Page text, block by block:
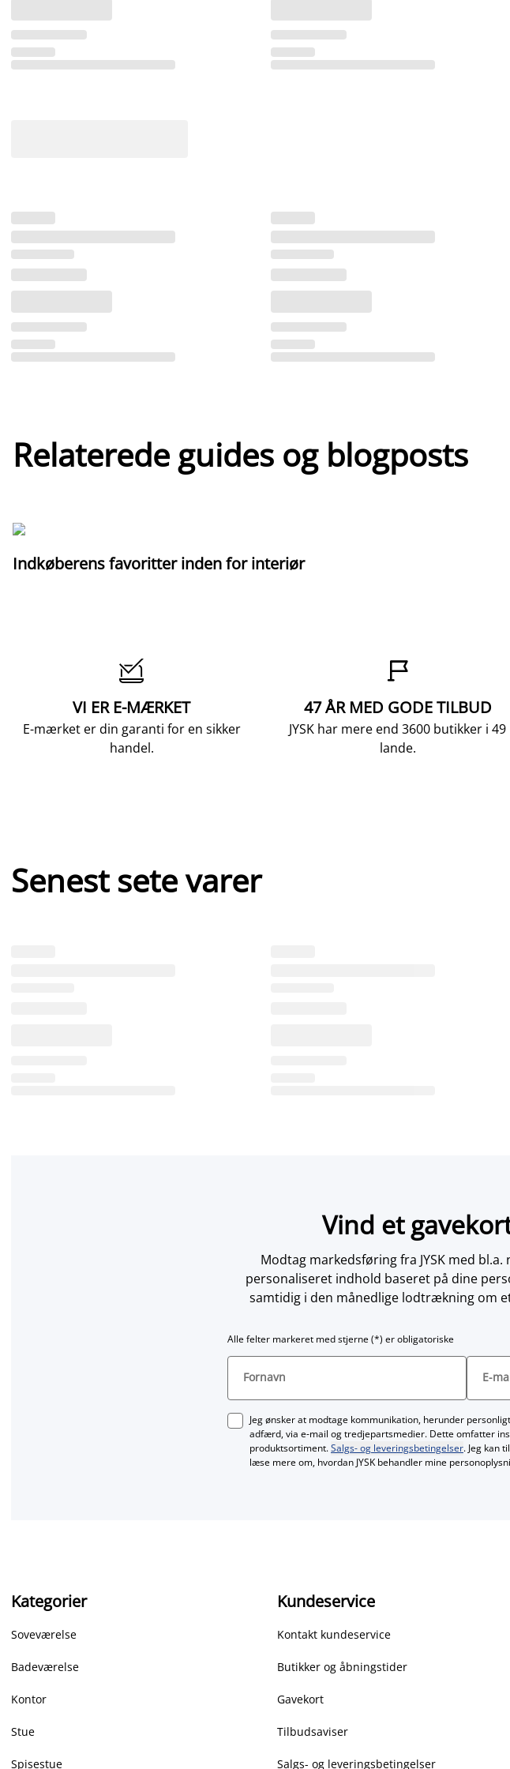
Relaterede guides og blogposts
Indkøberens favoritter inden for interiør

VI ER E-MÆRKET
E-mærket er din garanti for en sikker
handel.

47 ÅR MED GODE TILBUD
JYSK har mere end 3600 butikker i 49
lande.
Senest sete varer
Vind et
Modtag markedsføring fra JYSK med
personaliseret indhold baseret på dine
samtidig i den månedlige lodtrækning om
Alle felter markeret med stjerne (*) er obligatoriske
Fornavn E-
Jeg ønsker at modtage kommunikation, herunder
adfærd, via e‑mail og tredjepartsmedier. Dette omfatter
produktsortiment.Salgs- og leveringsbetingelser. Jeg kan
læse mere om, hvordan JYSK behandler mine
Kategorier
Soveværelse
Badeværelse
Kontor
Stue
Spisestue
Kundeservice
Kontakt kundeservice
Butikker og åbningstider
Gavekort
Tilbudsaviser
Salgs- og leveringsbetingelser